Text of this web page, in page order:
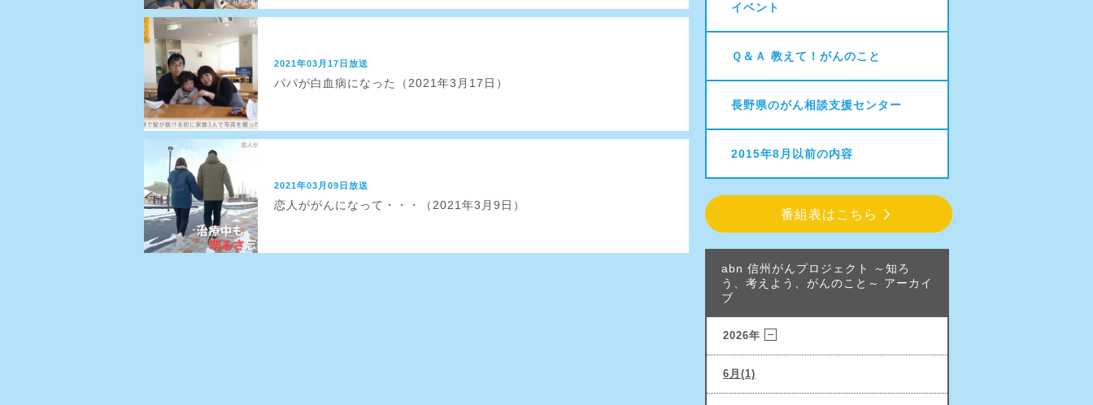
2021年03月17日放送
パパが白血病になった（2021年3月17日）
2021年03月09日放送
恋人ががんになって・・・（2021年3月9日）
イベント
Ｑ＆Ａ 教えて！がんのこと
長野県のがん相談支援センター
2015年8月以前の内容
番組表はこちら
abn 信州がんプロジェクト ～知ろ
う、考えよう、がんのこと～ アーカイ
ブ
2026年
6月(1)